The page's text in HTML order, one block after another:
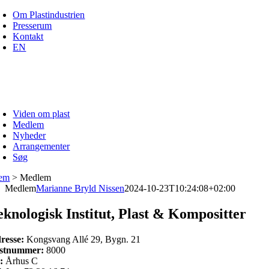
Skip
to
content
Om Plastindustrien
Presserum
Kontakt
EN
Viden om plast
Medlem
Nyheder
Arrangementer
Søg
>Medlem
MedlemMarianne Bryld Nissen2024-10-23T10:24:08+02:00
Institut, Plast & Kompositter
Kongsvang Allé 29, Bygn. 21
8000
Århus C